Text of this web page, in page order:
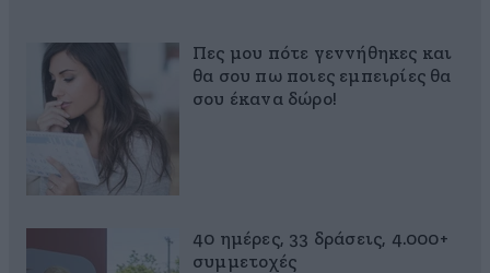
Πες μου πότε γεννήθηκες και
θα σου πω ποιες εμπειρίες θα
σου έκανα δώρο!
40 ημέρες, 33 δράσεις, 4.000+
συμμετοχές